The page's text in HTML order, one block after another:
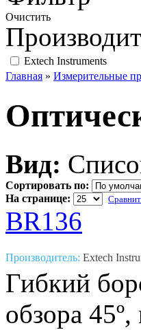
Очистить
Extech Instruments
Главная » Измерительные
Вид:
Сортировать по:
На странице:
BR136
Производитель: Extech
Гибкий
обзора